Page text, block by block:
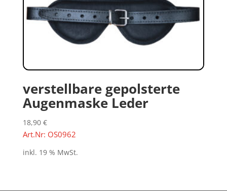
verstellbare gepolsterte
Augenmaske Leder
18,90 €
Art.Nr: OS0962
inkl. 19 % MwSt.